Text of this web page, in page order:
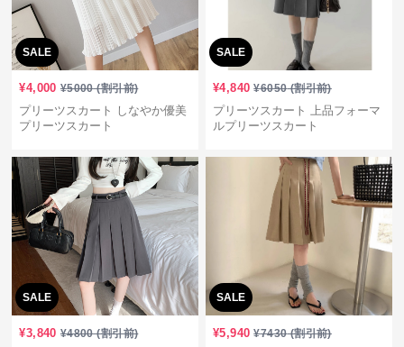
SALE
¥4,000 ¥5000(割引前)
プリーツスカート しなやか優美
プリーツスカート
SALE
¥4,840 ¥6050(割引前)
プリーツスカート 上品フォーマ
ルプリーツスカート
SALE
¥3,840 ¥4800(割引前)
SALE
¥5,940 ¥7430(割引前)